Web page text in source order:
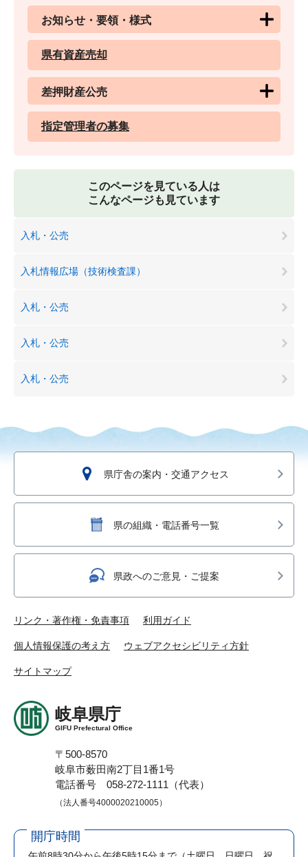
お知らせ・要領・様式
県有資産売却
差押財産公売
指定管理者の募集
このページを見ている人は
こんなページも見ています
入札・公売
入札情報広場（技術検査課）
入札・公売
入札・公売
入札・公売
県庁舎の案内・交通アクセス
県の組織・電話番号一覧
県政へのご意見・ご提案
リンク・著作権・免責事項 利用ガイド
個人情報保護の考え方 ウェブアクセシビリティ方針
サイトマップ
岐阜県庁
GIFU Prefectural Office
〒500-8570
岐阜市薮田南2丁目1番1号
電話番号 058-272-1111（代表）
（法人番号4000020210005）
開庁時間